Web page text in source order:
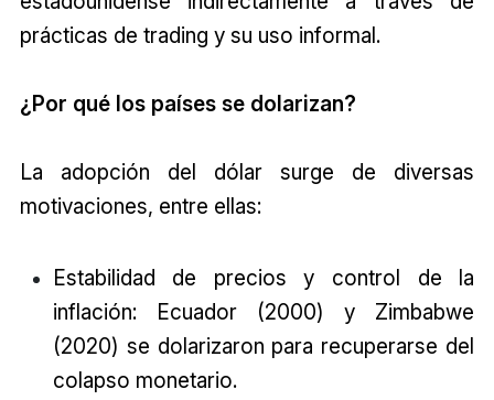
prácticas de trading y su uso informal.
¿Por qué los países se dolarizan?
La adopción del dólar surge de diversas
motivaciones, entre ellas:
Estabilidad de precios y control de la
inflación: Ecuador (2000) y Zimbabwe
(2020) se dolarizaron para recuperarse del
colapso monetario.